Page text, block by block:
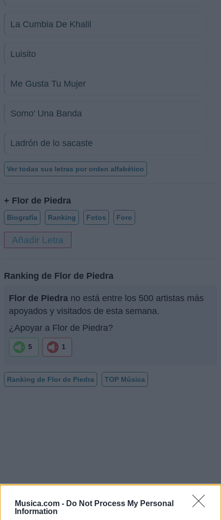
Musica.com - Do Not Process My Personal
Information
La Cumbia De Khalil
Luisito
Me Gusta Tu Mujer
Somo' Una Banda
Ladrón de lo sacaste
Ver todas sus letras por orden alfabético
+ Flor de Piedra
Biografía Ranking Fotos Foro
Añadir Letra
Ranking de Flor de Piedra
Flor de Piedra no está entre los 500 artistas más
apoyados y visitados de esta semana.
¿Apoyar a Flor de Piedra?
5 1
Ranking de Flor de Piedra TOP Música